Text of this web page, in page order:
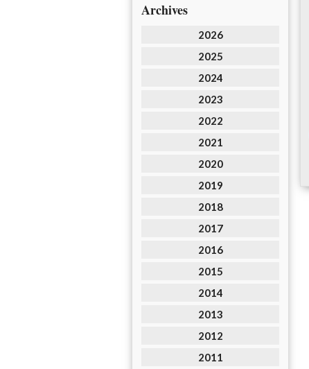
Archives
2026
2025
2024
2023
2022
2021
2020
2019
2018
2017
2016
2015
2014
2013
2012
2011